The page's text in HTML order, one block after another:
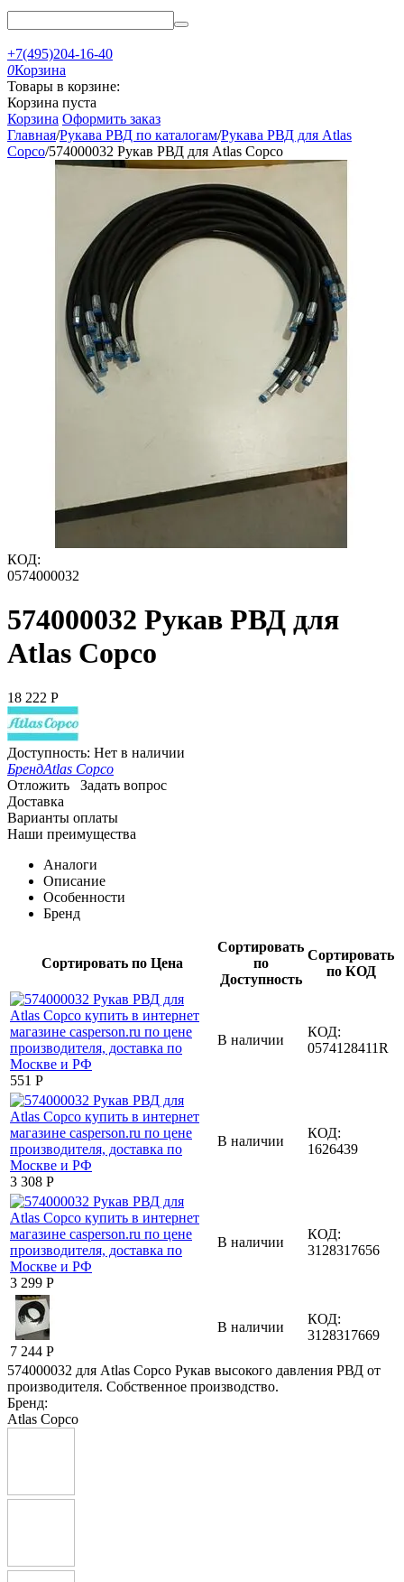
+7(495)204-16-40
0Корзина
Товары в корзине:
Корзина пуста
Корзина Оформить заказ
Главная/Рукава РВД по каталогам/Рукава РВД для Atlas
Copco/574000032 Рукав РВД для Atlas Copco
КОД:
0574000032
574000032 Рукав РВД для
Atlas Copco
18 222 Р
Доступность: Нет в наличии
БрендAtlas Copco
Отложить
Задать вопрос
Доставка
Варианты оплаты
Наши преимущества
Аналоги
Описание
Особенности
Бренд
Сортировать по Цена
Сортировать
по
Доступность
Сортировать
по КОД
‍551‍ Р
В наличии
КОД:
0574128411R
3 308 Р
В наличии
КОД:
1626439
3 299 Р
В наличии
КОД:
3128317656
7 244 Р
В наличии
КОД:
3128317669
574000032 для Atlas Copco Рукав высокого давления РВД от
производителя. Собственное производство.
Бренд:
Atlas Copco